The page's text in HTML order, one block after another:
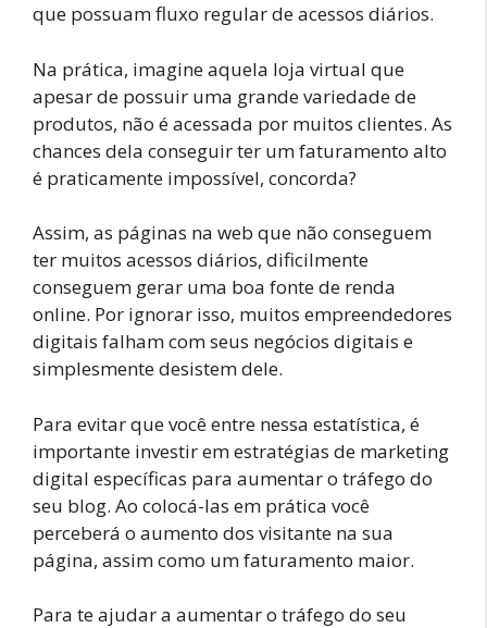
que possuam fluxo regular de acessos diários.
Na prática, imagine aquela loja virtual que
apesar de possuir uma grande variedade de
produtos, não é acessada por muitos clientes. As
chances dela conseguir ter um faturamento alto
é praticamente impossível, concorda?
Assim, as páginas na web que não conseguem
ter muitos acessos diários, dificilmente
conseguem gerar uma boa fonte de renda
online. Por ignorar isso, muitos empreendedores
digitais falham com seus negócios digitais e
simplesmente desistem dele.
Para evitar que você entre nessa estatística, é
importante investir em estratégias de marketing
digital específicas para aumentar o tráfego do
seu blog. Ao colocá-las em prática você
perceberá o aumento dos visitante na sua
página, assim como um faturamento maior.
Para te ajudar a aumentar o tráfego do seu